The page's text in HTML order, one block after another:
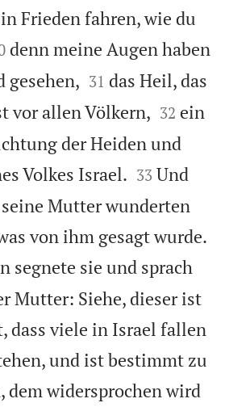
Frieden fahren, wie du
denn meine Augen haben
gesehen, 

31 das Heil, das
vor allen Völkern, 

32 ein
der Heiden und
Volkes Israel. 

33 Und
Mutter wunderten
von ihm gesagt wurde.
segnete sie und sprach
Mutter: Siehe, dieser ist
dass viele in Israel fallen
und ist bestimmt zu
dem widersprochen wird